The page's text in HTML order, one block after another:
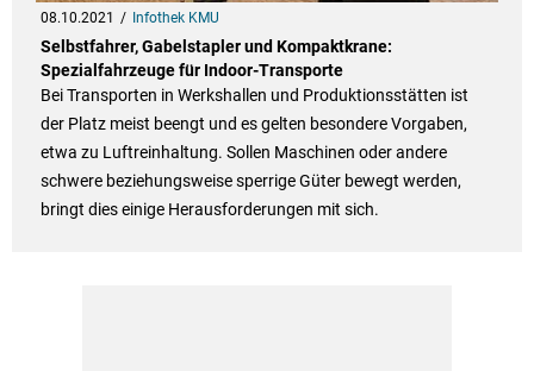
08.10.2021 Infothek KMU
Selbstfahrer, Gabelstapler und Kompaktkrane:
Spezialfahrzeuge für Indoor-Transporte
Bei Transporten in Werkshallen und Produktionsstätten ist
der Platz meist beengt und es gelten besondere Vorgaben,
etwa zu Luftreinhaltung. Sollen Maschinen oder andere
schwere beziehungsweise sperrige Güter bewegt werden,
bringt dies einige Herausforderungen mit sich.